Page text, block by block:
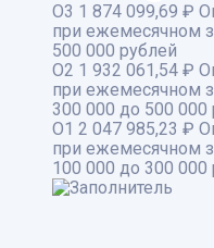
О3 1 874 099,69 ₽
при ежемесячном
500 000 рублей
О2 1 932 061,54 ₽
при ежемесячном
300 000 до 500 000
О1 2 047 985,23 ₽
при ежемесячном
100 000 до 300 000